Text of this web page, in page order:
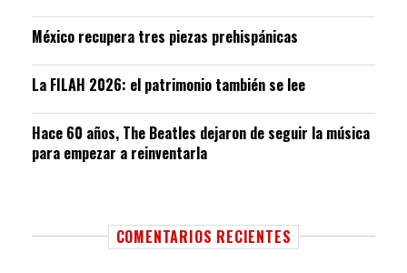
México recupera tres piezas prehispánicas
La FILAH 2026: el patrimonio también se lee
Hace 60 años, The Beatles dejaron de seguir la música
para empezar a reinventarla
COMENTARIOS RECIENTES